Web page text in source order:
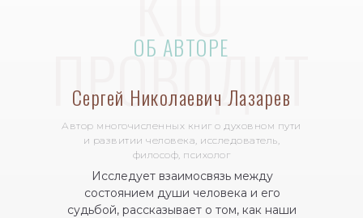
ПРОВОДИТ
Исследует взаимосвязь между
состоянием души человека и его
судьбой, рассказывает о том, как наши
ОБ АВТОРЕ
Сергей Николаевич Лазарев
Автор многочисленных книг о духовном пути
и развитии человека, исследователь,
философ, психолог